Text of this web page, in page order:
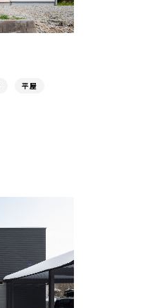
平屋